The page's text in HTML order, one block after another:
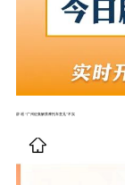
辟 谣 “广州征集解禁摩托车意见”不实